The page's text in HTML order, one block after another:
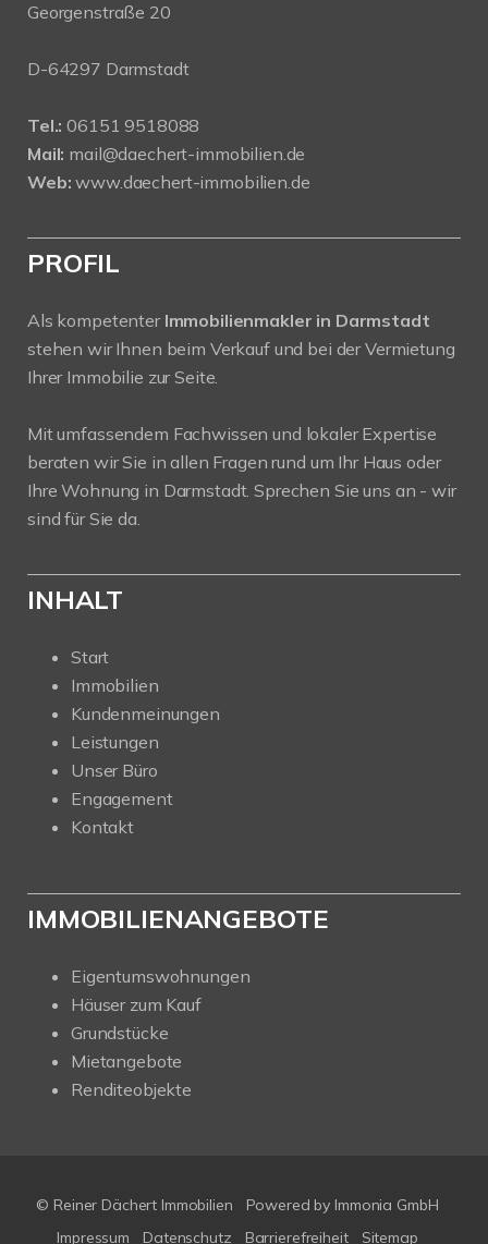
Georgenstraße 20
D-64297 Darmstadt
Tel.: 06151 9518088
Mail: mail@daechert-immobilien.de
Web: www.daechert-immobilien.de
PROFIL
Als kompetenter Immobilienmakler in Darmstadt
stehen wir Ihnen beim Verkauf und bei der Vermietung
Ihrer Immobilie zur Seite.
Mit umfassendem Fachwissen und lokaler Expertise
beraten wir Sie in allen Fragen rund um Ihr Haus oder
Ihre Wohnung in Darmstadt. Sprechen Sie uns an - wir
sind für Sie da.
INHALT
Start
Immobilien
Kundenmeinungen
Leistungen
Unser Büro
Engagement
Kontakt
IMMOBILIENANGEBOTE
Eigentumswohnungen
Häuser zum Kauf
Grundstücke
Mietangebote
Renditeobjekte
© Reiner Dächert Immobilien Powered by Immonia GmbH
Impressum
Datenschutz Barrierefreiheit Sitemap